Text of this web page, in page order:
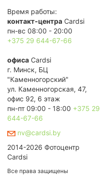
Время работы:
контакт-центра Cardsi
пн-вс 08:00 - 20:00
+375 29 644-67-66
офиса Cardsi
г. Минск, БЦ
"Каменногорский"
ул. Каменногорская, 47,
офис 92, 6 этаж
пн-пт 09:00 - 18:00 +375 29
644-67-66
nv@cardsi.by
2014-2026 Фотоцентр
Cardsi
Все права защищены